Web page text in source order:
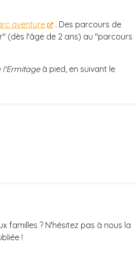
aventure
. Des parcours de
(dès l'âge de 2 ans) au "parcours
l'Ermitageà pied, en suivant le
familles ? N'hésitez pas à nous la
!